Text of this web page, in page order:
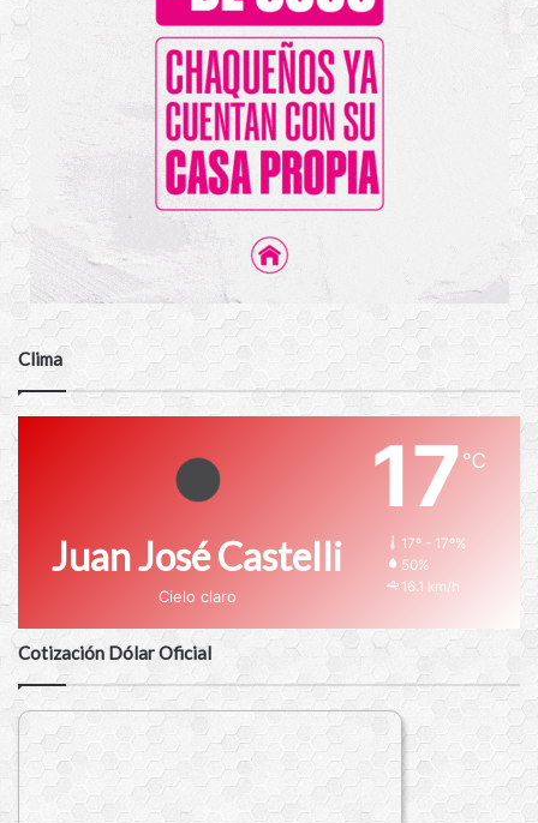
Clima
Juan José Castelli
Cielo claro
17℃
17º - 17º%
50%
16.1 km/h
Cotización Dólar Oficial